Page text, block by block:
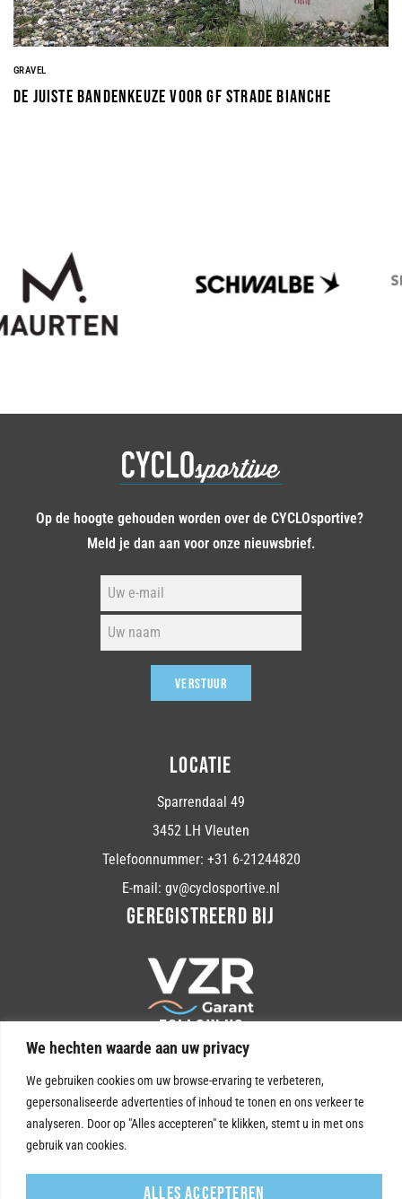
We hechten waarde aan uw privacy
We gebruiken cookies om uw browse-ervaring te verbeteren,
gepersonaliseerde advertenties of inhoud te tonen en ons verkeer te
analyseren. Door op "Alles accepteren" te klikken, stemt u in met ons
gebruik van cookies.
Alles accepteren
GRAVEL
De juiste bandenkeuze voor GF Strade Bianche
Op de hoogte gehouden worden over de CYCLOsportive?
Meld je dan aan voor onze nieuwsbrief.
VERSTUUR
LOCATIE
Sparrendaal 49
3452 LH Vleuten
Telefoonnummer: +31 6-21244820
E-mail: gv@cyclosportive.nl
GEREGISTREERD BIJ
FOLLOW US
Reisvoorwaarden